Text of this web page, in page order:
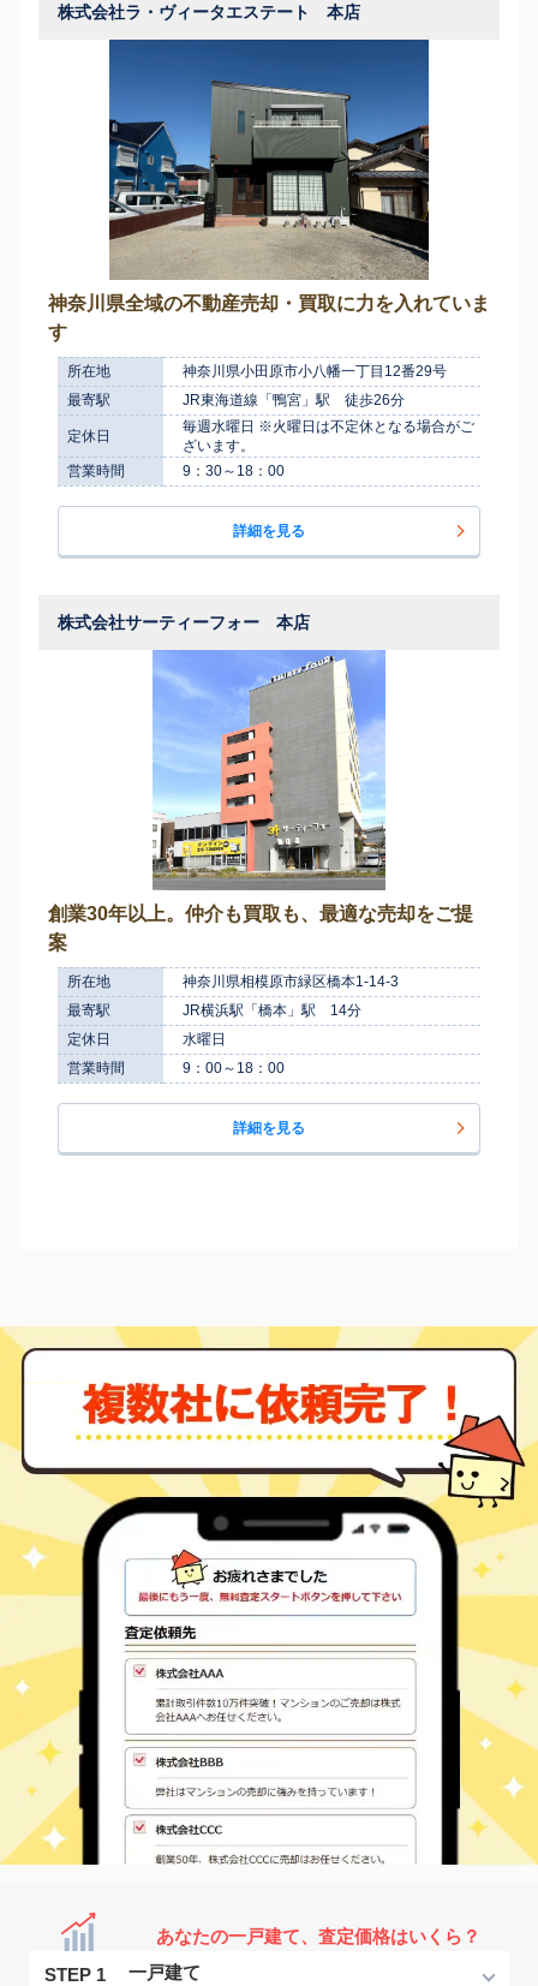
株式会社ラ・ヴィータエステート 本店
神奈川県全域の不動産売却・買取に力を入れていま
す
所在地
神奈川県小田原市小八幡一丁目12番29号
最寄駅
JR東海道線「鴨宮」駅 徒歩26分
定休日
毎週水曜日 ※火曜日は不定休となる場合がご
ざいます。
営業時間
9：30～18：00
詳細を見る
株式会社サーティーフォー 本店
創業30年以上。仲介も買取も、最適な売却をご提
案
所在地
神奈川県相模原市緑区橋本1-14-3
最寄駅
JR横浜駅「橋本」駅 14分
定休日
水曜日
営業時間
9：00～18：00
詳細を見る
あなたの一戸建て、査定価格はいくら？
STEP 1